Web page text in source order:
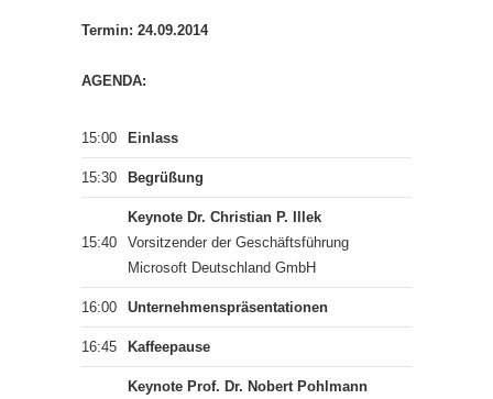
Termin: 24.09.2014
AGENDA:
15:00 Einlass
15:30 Begrüßung
15:40
Keynote Dr. Christian P. Illek
Vorsitzender der Geschäftsführung
Microsoft Deutschland GmbH
16:00 Unternehmenspräsentationen
16:45 Kaffeepause
Keynote Prof. Dr. Nobert Pohlmann